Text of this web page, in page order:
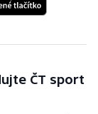
ČT sport